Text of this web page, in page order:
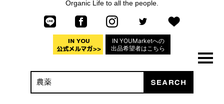
Organic Life to all the people.
IN YOUMarketへの
出品希望者はこちら